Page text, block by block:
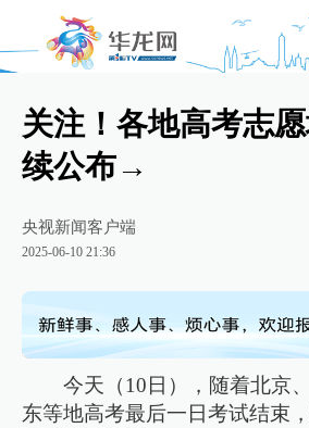
关注！各地高考志
续公布→
央视新闻客户端
2025-06-10 21:36
今天（10日），随着北京
东等地高考最后一日考试结束